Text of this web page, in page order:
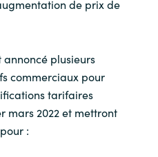
Arabia de prix de
plusieurs
commerciaux pour
tarifaires
mars 2022 et mettront
: